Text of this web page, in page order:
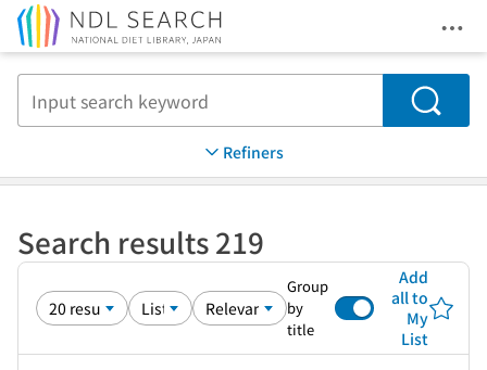
Search
Refiners
Search results 219
Group
by
title
Add
all to
My
List